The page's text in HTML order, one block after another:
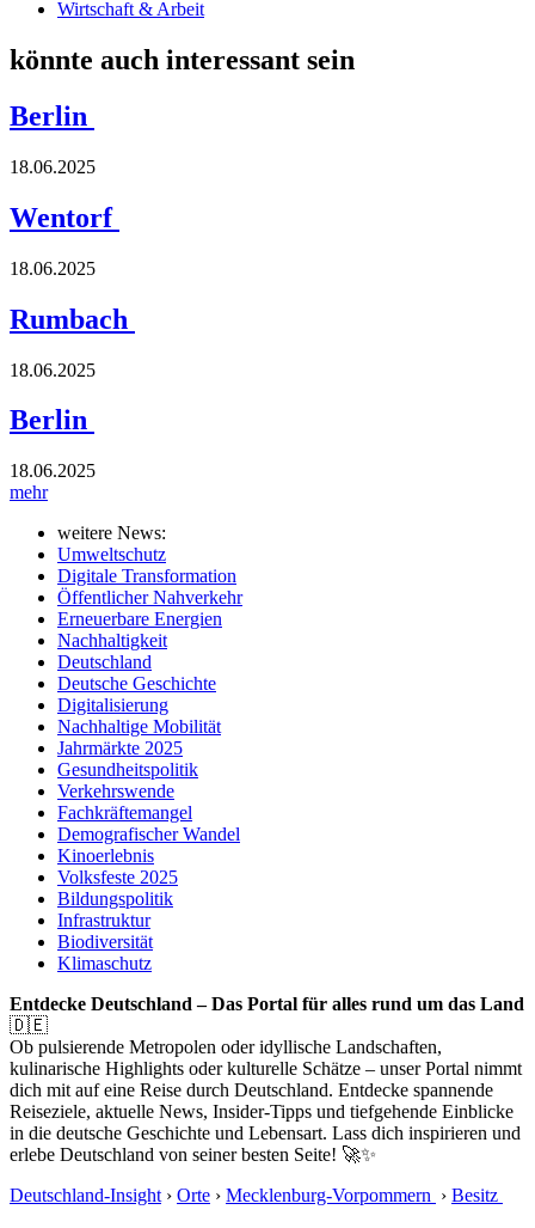
Wirtschaft & Arbeit
könnte auch interessant sein
Berlin
18.06.2025
Wentorf
18.06.2025
Rumbach
18.06.2025
Berlin
18.06.2025
mehr
weitere News:
Umweltschutz
Digitale Transformation
Öffentlicher Nahverkehr
Erneuerbare Energien
Nachhaltigkeit
Deutschland
Deutsche Geschichte
Digitalisierung
Nachhaltige Mobilität
Jahrmärkte 2025
Gesundheitspolitik
Verkehrswende
Fachkräftemangel
Demografischer Wandel
Kinoerlebnis
Volksfeste 2025
Bildungspolitik
Infrastruktur
Biodiversität
Klimaschutz
Entdecke Deutschland – Das Portal für alles rund um das Land
🇩🇪
Ob pulsierende Metropolen oder idyllische Landschaften,
kulinarische Highlights oder kulturelle Schätze – unser Portal nimmt
dich mit auf eine Reise durch Deutschland. Entdecke spannende
Reiseziele, aktuelle News, Insider-Tipps und tiefgehende Einblicke
in die deutsche Geschichte und Lebensart. Lass dich inspirieren und
erlebe Deutschland von seiner besten Seite! 🚀✨
Deutschland-Insight › Orte › Mecklenburg-Vorpommern › Besitz